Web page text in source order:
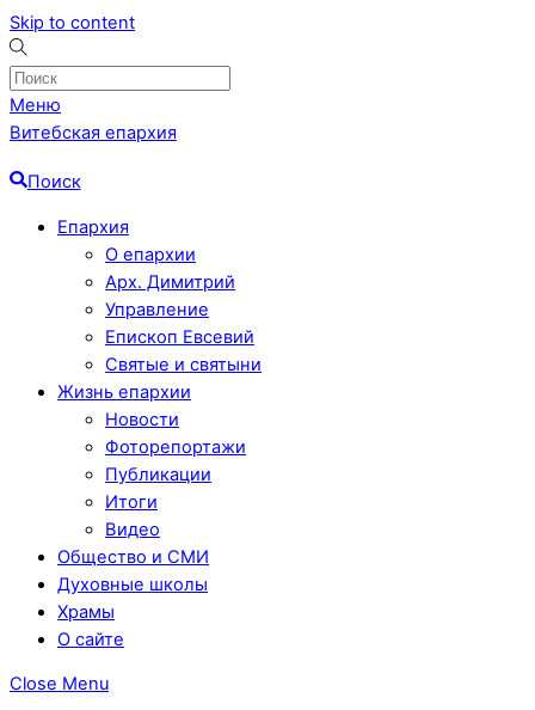
Skip to content
Меню
Витебская епархия
Поиск
Епархия
О епархии
Арх. Димитрий
Управление
Епископ Евсевий
Святые и святыни
Жизнь епархии
Новости
Фоторепортажи
Публикации
Итоги
Видео
Общество и СМИ
Духовные школы
Храмы
О сайте
Close Menu